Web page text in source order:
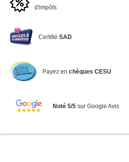
d'impôts
CertifiéSAD
Payez en chèques CESU
Noté 5/5sur Google Avis